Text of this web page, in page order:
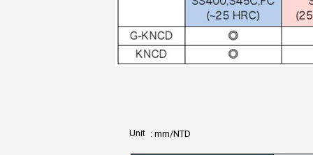
Unit : mm/NTD